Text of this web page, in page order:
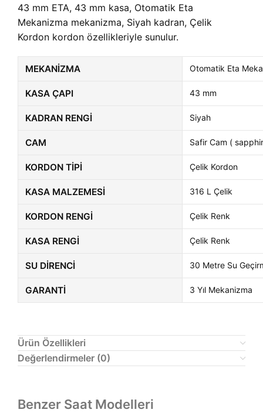
43 mm ETA, 43 mm kasa, Otomatik Eta
Mekanizma mekanizma, Siyah kadran, Çelik
Kordon kordon özellikleriyle sunulur.
MEKANIZMA Otomatik Eta
KASA ÇAPI 43 mm
KADRAN RENGI Siyah
CAM Safir Cam (
KORDON TIPI Çelik Kordon
KASA MALZEMESI 316 L Çelik
KORDON RENGI Çelik Renk
KASA RENGI Çelik Renk
SU DIRENCI 30 Metre Su
GARANTI 3 Yıl Mekanizma
Ürün Özellikleri
Değerlendirmeler (0)
Benzer Saat Modelleri